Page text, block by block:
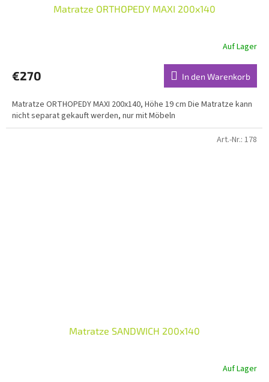
Matratze ORTHOPEDY MAXI 200x140
Auf Lager
€270 In den Warenkorb
Matratze ORTHOPEDY MAXI 200x140, Höhe 19 cm Die Matratze kann
nicht separat gekauft werden, nur mit Möbeln
Matratze SANDWICH 200x140
Auf Lager
Art.-Nr.: 178